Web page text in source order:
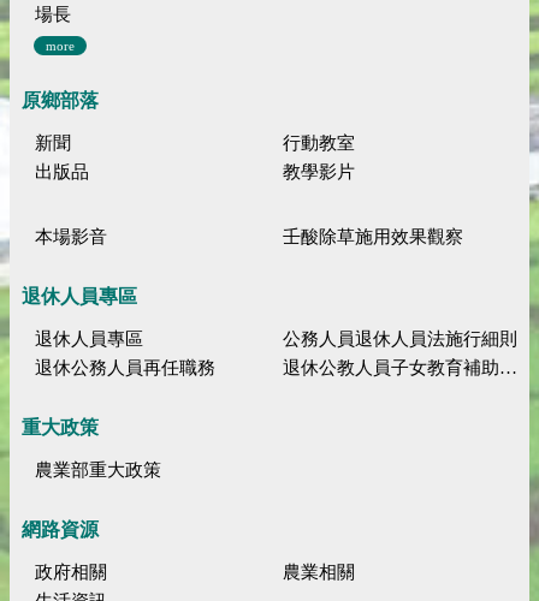
場長
more
原鄉部落
新聞
行動教室
出版品
教學影片
本場影音 壬酸除草施用效果觀察
退休人員專區
退休人員專區
公務人員退休人員法施行細則
退休公務人員再任職務
退休公教人員子女教育補助規定
重大政策
農業部重大政策
網路資源
政府相關
農業相關